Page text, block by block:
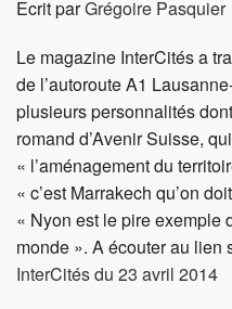
Ecrit parGrégoire Pasquier
Le magazine InterCités a
de l’autoroute A1
plusieurs personnalités
romand d’Avenir Suisse,
« l’aménagement du
« c’est Marrakech qu’on
« Nyon est le pire exemple
monde ». A écouter au lien
InterCités du 23 avril 2014